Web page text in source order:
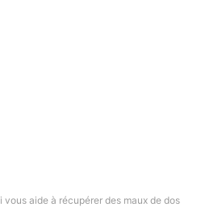
vous aide à récupérer des maux de dos